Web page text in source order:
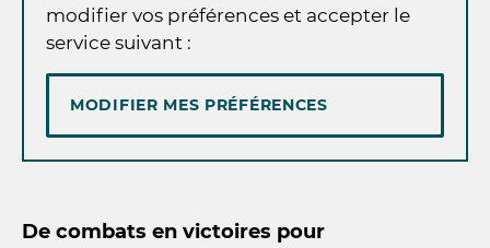
modifier vos préférences et accepter le
service suivant :
MODIFIER MES PRÉFÉRENCES
De combats en victoires pour